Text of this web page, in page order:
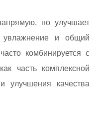
но улучшает
увлажнение и общий
комбинируется с
часть комплексной
улучшения качества